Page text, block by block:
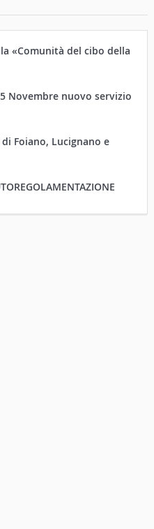
«Comunità del cibo della
Novembre nuovo servizio
Foiano, Lucignano e